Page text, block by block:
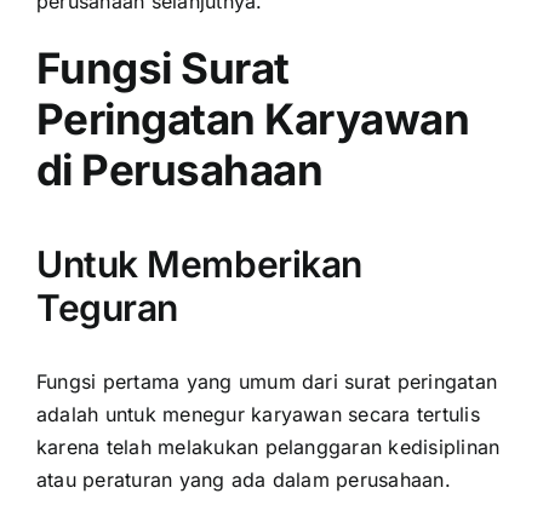
Fungsi Surat
Peringatan Karyawan
di Perusahaan
Untuk Memberikan
Teguran
Fungsi pertama yang umum dari surat peringatan
adalah untuk menegur karyawan secara tertulis
karena telah melakukan pelanggaran kedisiplinan
atau peraturan yang ada dalam perusahaan.